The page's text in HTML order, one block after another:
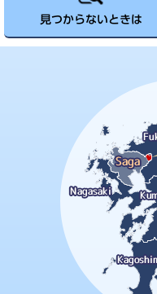
見つからないときは